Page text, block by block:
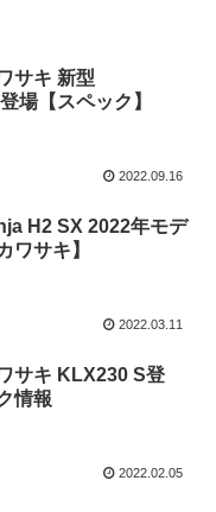
サキ 新型
場【スペック】
2022.09.16
H2 SX 2022年モデ
ワサキ】
2022.03.11
サキ KLX230 S登
情報
2022.02.05